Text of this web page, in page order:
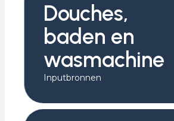
Douches,
baden en
wasmachine
Inputbronnen